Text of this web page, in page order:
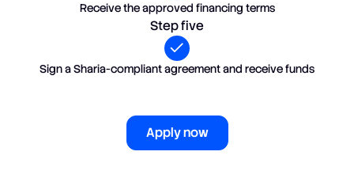
Receive the approved financing terms
Step five
Sign a Sharia-compliant agreement and receive funds
Apply now